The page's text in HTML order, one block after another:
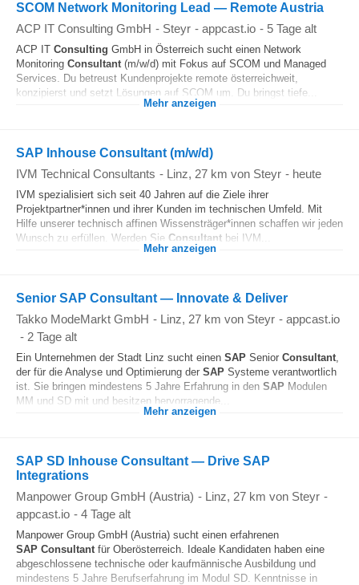
SCOM Network Monitoring Lead — Remote Austria
ACP IT Consulting GmbH - Steyr - appcast.io - 5 Tage alt
ACP IT Consulting GmbH in Österreich sucht einen Network
Monitoring Consultant (m/w/d) mit Fokus auf SCOM und Managed
Services. Du betreust Kundenprojekte remote österreichweit,
konzipierst und setzt Lösungen auf SCOM um. Du bringst tiefe...
Mehr anzeigen
SAP Inhouse Consultant (m/w/d)
IVM Technical Consultants - Linz, 27 km von Steyr - heute
IVM spezialisiert sich seit 40 Jahren auf die Ziele ihrer
Projektpartner*innen und ihrer Kunden im technischen Umfeld. Mit
Hilfe unserer technisch affinen Wissensträger*innen schaffen wir jeden
Wunsch zu erfüllen. Werden Sie Consultant bei IVM...
Mehr anzeigen
Senior SAP Consultant — Innovate & Deliver
Takko ModeMarkt GmbH - Linz, 27 km von Steyr - appcast.io
- 2 Tage alt
Ein Unternehmen der Stadt Linz sucht einen SAP Senior Consultant,
der für die Analyse und Optimierung der SAP Systeme verantwortlich
ist. Sie bringen mindestens 5 Jahre Erfahrung in den SAP Modulen
MM und SD mit und besitzen hervorragende...
Mehr anzeigen
SAP SD Inhouse Consultant — Drive SAP
Integrations
Manpower Group GmbH (Austria) - Linz, 27 km von Steyr -
appcast.io - 4 Tage alt
Manpower Group GmbH (Austria) sucht einen erfahrenen
SAP Consultantfür Oberösterreich. Ideale Kandidaten haben eine
abgeschlossene technische oder kaufmännische Ausbildung und
mindestens 5 Jahre Berufserfahrung im Modul SD. Kenntnisse in